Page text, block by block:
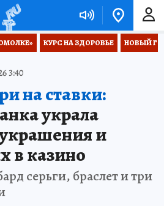
КУРС НА ЗДОРОВЬЕ НОВЫЙ
3:40
на ставки:
украла
и
в казино
серьги, браслет и три